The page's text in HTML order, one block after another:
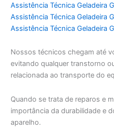
Assistência Técnica Geladeira
Assistência Técnica Geladeira
Assistência Técnica Geladeira
Nossos técnicos chegam até
evitando qualquer transtorno
relacionada ao transporte do
Quando se trata de reparos e
importância da durabilidade e
aparelho.